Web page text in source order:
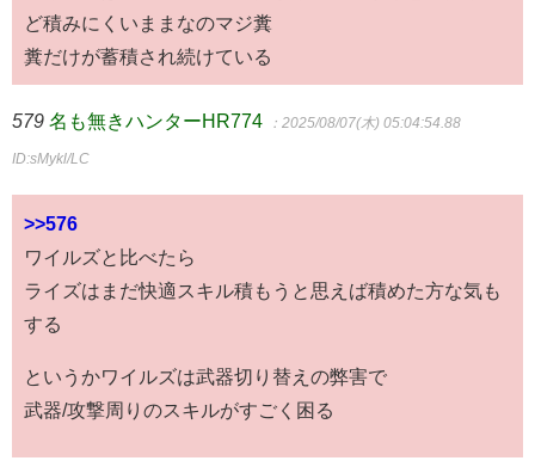
ど積みにくいままなのマジ糞
糞だけが蓄積され続けている
579 名も無きハンターHR774 ：2025/08/07(木) 05:04:54.88
ID:sMykl/LC
>>576
ワイルズと比べたら
ライズはまだ快適スキル積もうと思えば積めた方な気も
する
というかワイルズは武器切り替えの弊害で
武器/攻撃周りのスキルがすごく困る